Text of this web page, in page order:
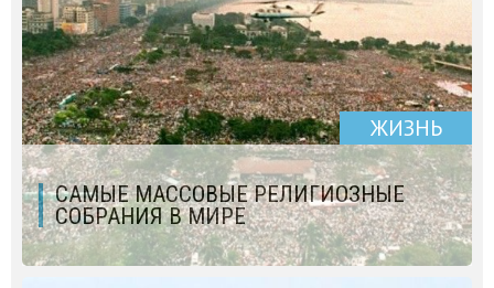
ЖИЗНЬ
САМЫЕ МАССОВЫЕ РЕЛИГИОЗНЫЕ
СОБРАНИЯ В МИРЕ